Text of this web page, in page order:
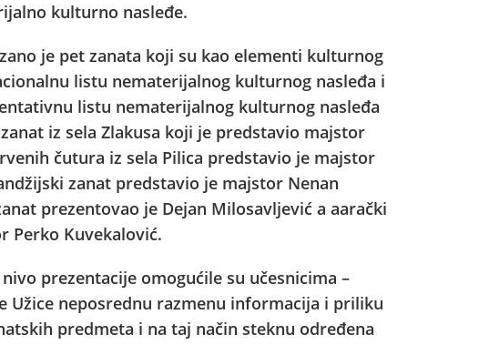
kulturno nasleđe.
je pet zanata koji su kao elementi kulturnog
listu nematerijalnog kulturnog nasleđa i
listu nematerijalnog kulturnog nasleđa
iz sela Zlakusa koji je predstavio majstor
čutura iz sela Pilica predstavio je majstor
zanat predstavio je majstor Nenan
prezentovao je Dejan Milosavljević a aarački
Perko Kuvekalović.
prezentacije omogućile su učesnicima –
Užice neposrednu razmenu informacija i priliku
predmeta i na taj način steknu određena